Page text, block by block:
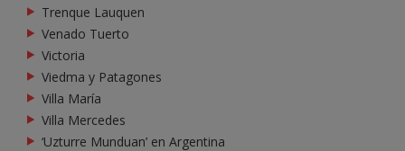
Trenque Lauquen
Venado Tuerto
Victoria
Viedma y Patagones
Villa María
Villa Mercedes
‘Uzturre Munduan’ en Argentina